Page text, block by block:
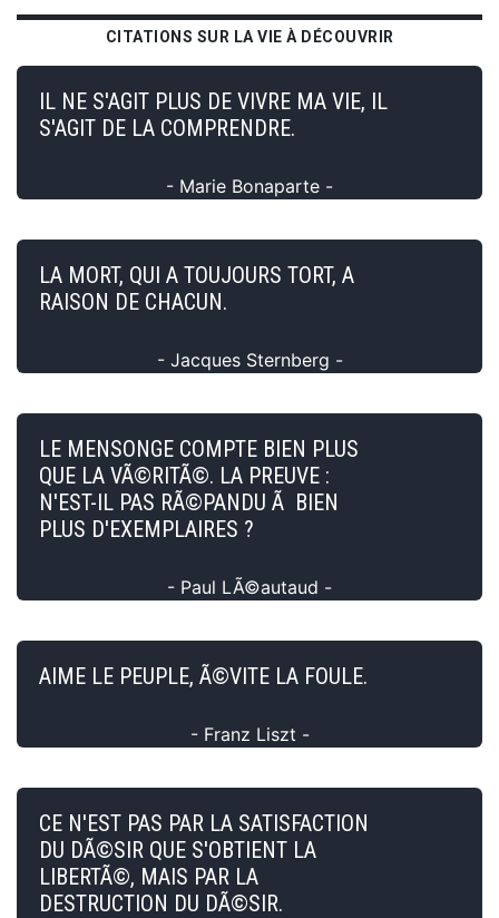
CITATIONS SUR LA VIE À DÉCOUVRIR
IL NE S'AGIT PLUS DE VIVRE MA VIE, IL
S'AGIT DE LA COMPRENDRE.
- Marie Bonaparte -
LA MORT, QUI A TOUJOURS TORT, A
RAISON DE CHACUN.
- Jacques Sternberg -
LE MENSONGE COMPTE BIEN PLUS
QUE LA VÃ©RITÃ©. LA PREUVE :
N'EST-IL PAS RÃ©PANDU Ã BIEN
PLUS D'EXEMPLAIRES ?
- Paul LÃ©autaud -
AIME LE PEUPLE, Ã©VITE LA FOULE.
- Franz Liszt -
CE N'EST PAS PAR LA SATISFACTION
DU DÃ©SIR QUE S'OBTIENT LA
LIBERTÃ©, MAIS PAR LA
DESTRUCTION DU DÃ©SIR.